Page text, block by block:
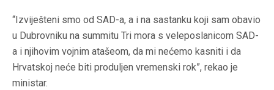
“Izviješteni smo od SAD-a, a i na sastanku koji sam obavio
u Dubrovniku na summitu Tri mora s veleposlanicom SAD-
a i njihovim vojnim atašeom, da mi nećemo kasniti i da
Hrvatskoj neće biti produljen vremenski rok”, rekao je
ministar.